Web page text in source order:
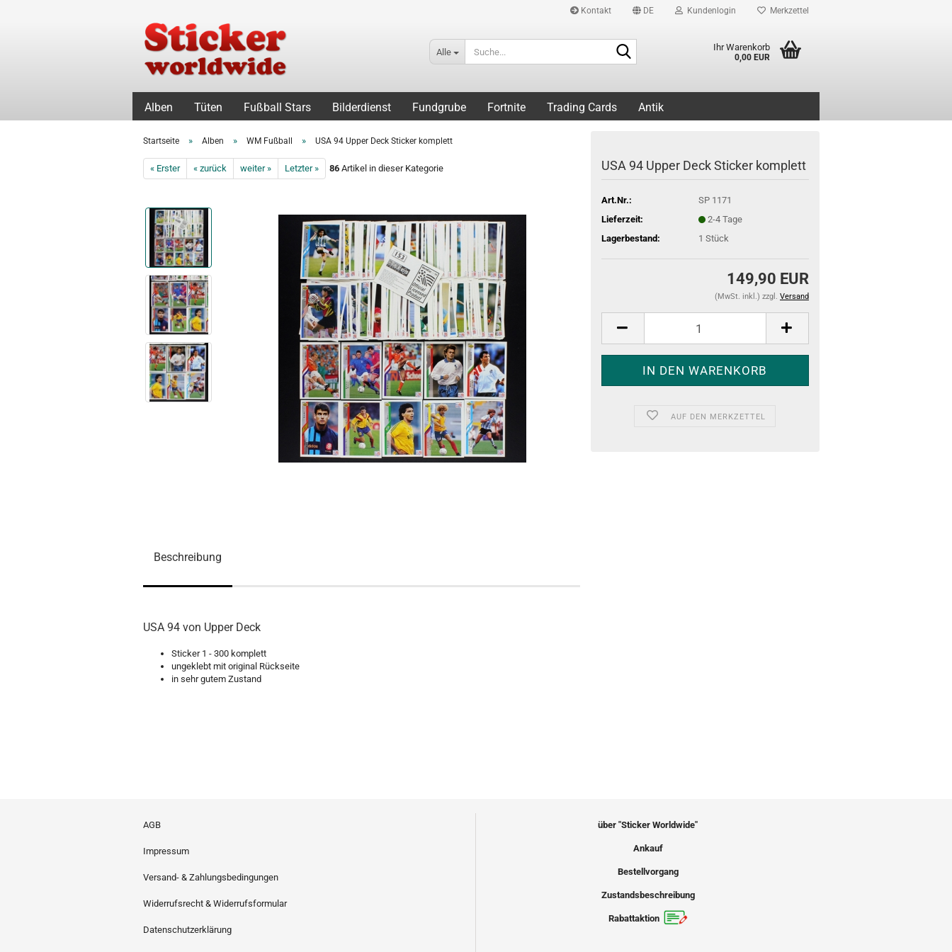
Kontakt DE Kundenlogin Merkzettel
Alle Ihr Warenkorb
0,00 EUR
Alben Tüten Fußball Stars Bilderdienst Fundgrube Fortnite Trading Cards Antik
Startseite » Alben » WM Fußball » USA 94 Upper Deck Sticker komplett
« Erster « zurück weiter » Letzter » 86 Artikel in dieser Kategorie USA 94 Upper Deck Sticker komplett
Art.Nr.:
SP 1171
Lieferzeit:
2-4 Tage
Lagerbestand:
1 Stück
149,90 EUR
(MwSt. inkl.) zzgl. Versand
AUF DEN MERKZETTEL
Beschreibung
USA 94 von Upper Deck
Sticker 1 - 300 komplett
ungeklebt mit original Rückseite
in sehr gutem Zustand
AGB
Impressum
Versand- & Zahlungsbedingungen
Widerrufsrecht & Widerrufsformular
Datenschutzerklärung
über "Sticker Worldwide"
Ankauf
Bestellvorgang
Zustandsbeschreibung
Rabattaktion